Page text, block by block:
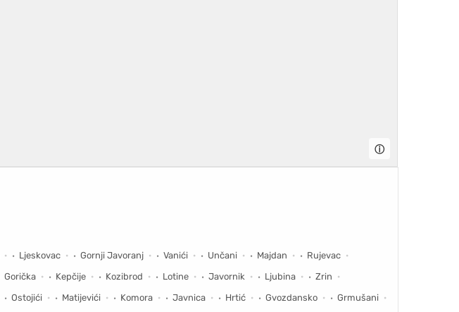
ⓘ
Ljeskovac Gornji Javoranj Vanići Unčani Majdan
Rujevac
Gorička Kepčije Kozibrod Lotine Javornik Ljubina
Zrin
Ostojići Matijevići Komora Javnica Hrtić Gvozdansko
Grmušani